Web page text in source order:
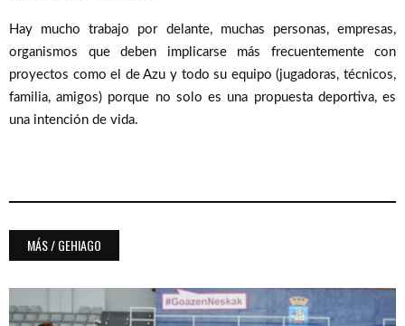
Hay mucho trabajo por delante, muchas personas, empresas,
organismos que deben implicarse más frecuentemente con
proyectos como el de Azu y todo su equipo (jugadoras, técnicos,
familia, amigos) porque no solo es una propuesta deportiva, es
una intención de vida.
MÁS / GEHIAGO